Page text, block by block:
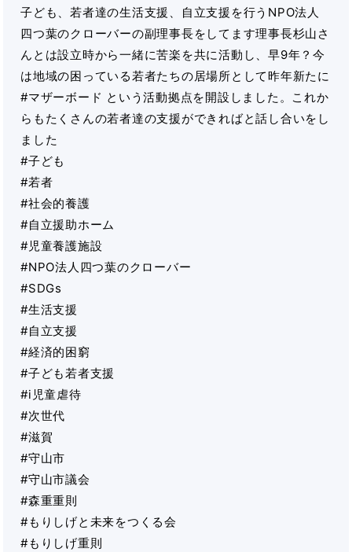
子ども、若者達の生活支援、自立支援を行うNPO法人
四つ葉のクローバーの副理事長をしてます理事長杉山さ
んとは設立時から一緒に苦楽を共に活動し、早9年？今
は地域の困っている若者たちの居場所として昨年新たに
#マザーボード という活動拠点を開設しました。これか
らもたくさんの若者達の支援ができればと話し合いをし
ました
#子ども
#若者
#社会的養護
#自立援助ホーム
#児童養護施設
#NPO法人四つ葉のクローバー
#SDGs
#生活支援
#自立支援
#経済的困窮
#子ども若者支援
#i児童虐待
#次世代
#滋賀
#守山市
#守山市議会
#森重重則
#もりしげと未来をつくる会
#もりしげ重則